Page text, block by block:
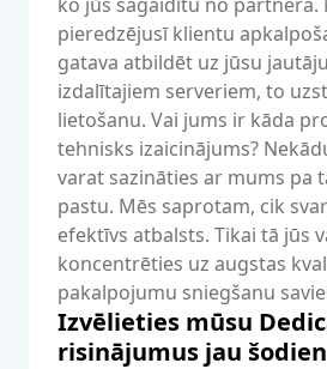
pieredzējusī klientu
gatava atbildēt uz jūsu
izdalītajiem serveriem, to
lietošanu. Vai jums ir kāda
tehnisks izaicinājums?
varat sazināties ar mums pa
pastu. Mēs saprotam, cik
efektīvs atbalsts. Tikai tā jūs
koncentrēties uz augstas
pakalpojumu sniegšanu
Izvēlieties mūsu
risinājumus jau šodien